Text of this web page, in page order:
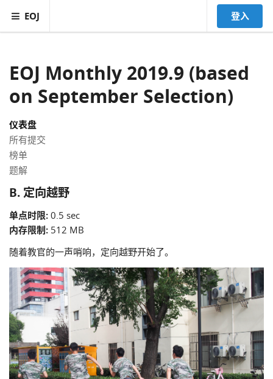
EOJ 登入
EOJ Monthly 2019.9 (based
on September Selection)
仪表盘
所有提交
榜单
题解
B. 定向越野
单点时限: 0.5 sec
内存限制: 512 MB
随着教官的一声哨响，定向越野开始了。